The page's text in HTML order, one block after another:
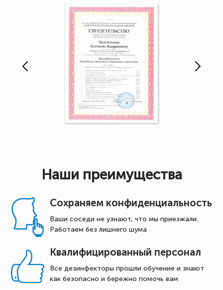
Наши преимущества
Сохраняем конфиденциальность
Ваши соседи не узнают, что мы приезжали.
Работаем без лишнего шума
Квалифицированный персонал
Все дезинфекторы прошли обучение и знают
как безопасно и бережно помочь вам